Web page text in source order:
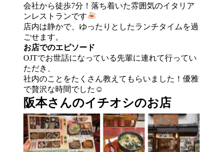
会社から徒歩7分！落ち着いた雰囲気のイタリア
ンレストランです
店内は静かで、ゆったりとしたランチタイムを過
ごせます。
お店でのエピソード
OJTでお世話になっている先輩に連れて行ってい
ただき、
社内のことをたくさん教えてもらいました！優雅
で贅沢な時間でした☺
阪本さんのイチオシのお店